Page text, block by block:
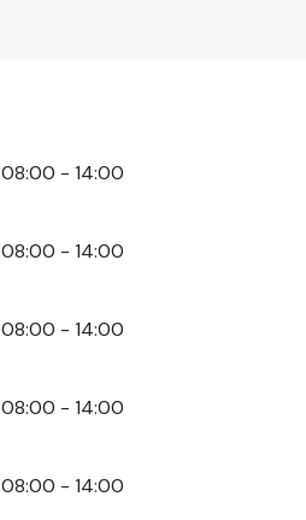
08:00 - 14:00
08:00 - 14:00
08:00 - 14:00
08:00 - 14:00
08:00 - 14:00